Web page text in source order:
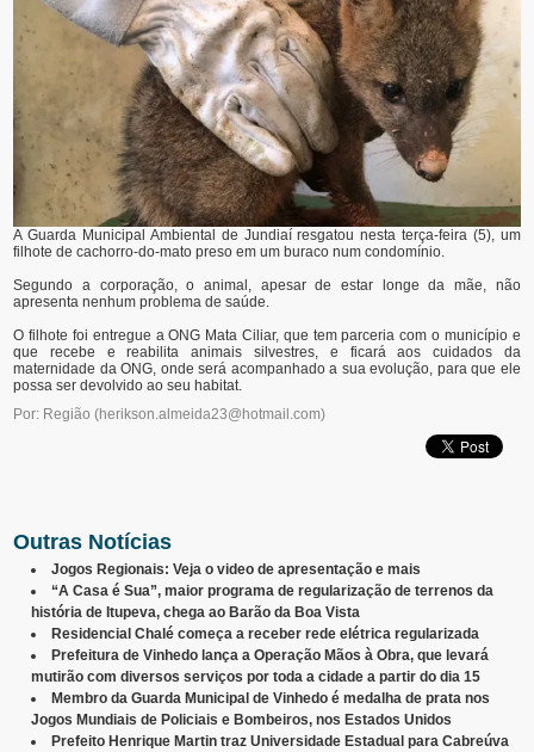
A Guarda Municipal Ambiental de Jundiaí resgatou nesta terça-feira (5), um
filhote de cachorro-do-mato preso em um buraco num condomínio.
Segundo a corporação, o animal, apesar de estar longe da mãe, não
apresenta nenhum problema de saúde.
O filhote foi entregue a ONG Mata Ciliar, que tem parceria com o município e
que recebe e reabilita animais silvestres, e ficará aos cuidados da
maternidade da ONG, onde será acompanhado a sua evolução, para que ele
possa ser devolvido ao seu habitat.
Por: Região (herikson.almeida23@hotmail.com)
Outras Notícias
Jogos Regionais: Veja o video de apresentação e mais
“A Casa é Sua”, maior programa de regularização de terrenos da
história de Itupeva, chega ao Barão da Boa Vista
Residencial Chalé começa a receber rede elétrica regularizada
Prefeitura de Vinhedo lança a Operação Mãos à Obra, que levará
mutirão com diversos serviços por toda a cidade a partir do dia 15
Membro da Guarda Municipal de Vinhedo é medalha de prata nos
Jogos Mundiais de Policiais e Bombeiros, nos Estados Unidos
Prefeito Henrique Martin traz Universidade Estadual para Cabreúva